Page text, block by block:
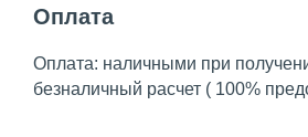
Оплата
Оплата: наличными при
безналичный расчет ( 100%